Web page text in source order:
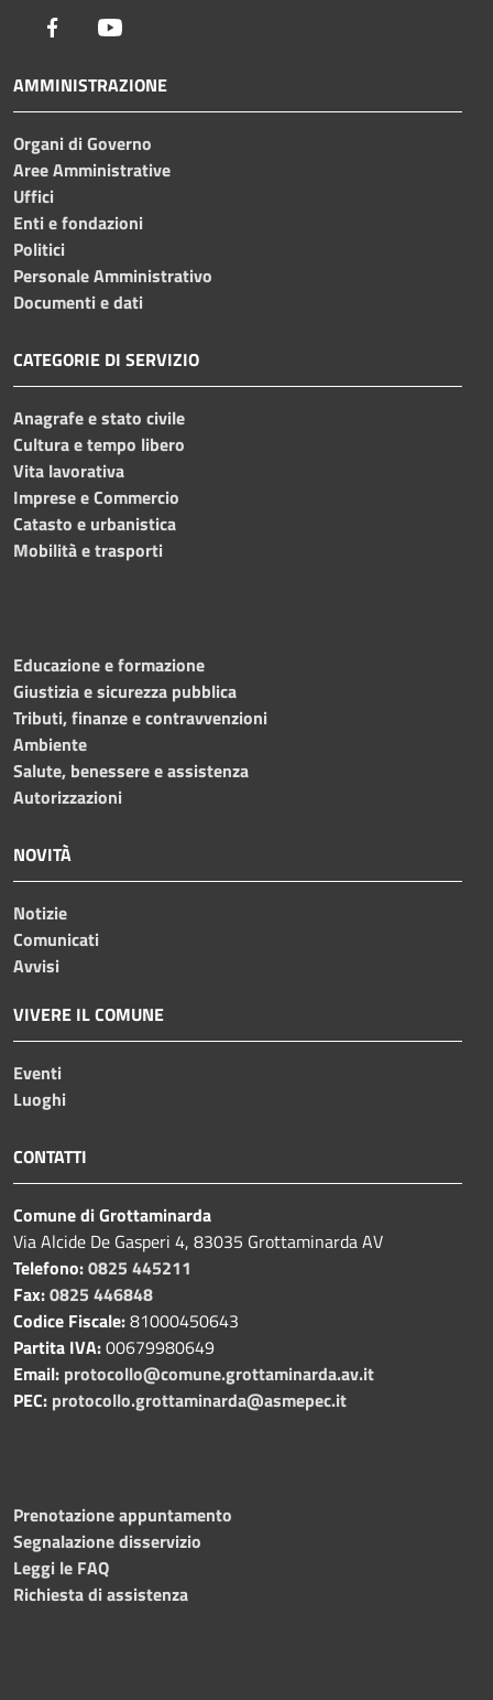
Facebook
AMMINISTRAZIONE
Organi di Governo
Aree Amministrative
Uffici
Enti e fondazioni
Politici
Personale Amministrativo
Documenti e dati
CATEGORIE DI SERVIZIO
Anagrafe e stato civile
Cultura e tempo libero
Vita lavorativa
Imprese e Commercio
Catasto e urbanistica
Mobilità e trasporti
Educazione e formazione
Giustizia e sicurezza pubblica
Tributi, finanze e contravvenzioni
Ambiente
Salute, benessere e assistenza
Autorizzazioni
NOVITÀ
Notizie
Comunicati
Avvisi
VIVERE IL COMUNE
Eventi
Luoghi
CONTATTI
Comune di Grottaminarda
Via Alcide De Gasperi 4, 83035 Grottaminarda AV
Telefono:0825 445211
Fax:0825 446848
Codice Fiscale:81000450643
Partita IVA:00679980649
Email: protocollo@comune.grottaminarda.av.it
PEC: protocollo.grottaminarda@asmepec.it
Prenotazione appuntamento
Segnalazione disservizio
Leggi le FAQ
Richiesta di assistenza